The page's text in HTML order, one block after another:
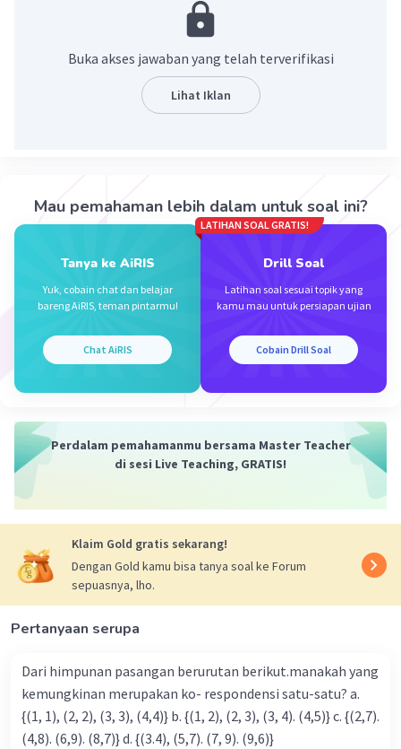
-1 -9
Buka akses jawaban yang telah terverifikasi
Lihat Iklan
Mau pemahaman lebih dalam untuk soal ini?
Tanya ke AiRIS
Yuk, cobain chat dan belajar
bareng AiRIS, teman pintarmu!
Chat AiRIS
LATIHAN SOAL GRATIS!
Drill Soal
Latihan soal sesuai topik yang
kamu mau untuk persiapan ujian
Cobain Drill Soal
Perdalam pemahamanmu bersama Master Teacher
di sesi Live Teaching, GRATIS!
Klaim Gold gratis sekarang!
Dengan Gold kamu bisa tanya soal ke Forum
sepuasnya, lho.
Pertanyaan serupa
Dari himpunan pasangan berurutan berikut.manakah yang
kemungkinan merupakan ko- respondensi satu-satu? a.
{(1, 1), (2, 2), (3, 3), (4,4)} b. {(1, 2), (2, 3), (3, 4). (4,5)} c. {(2,7).
(4,8). (6,9). (8,7)} d. {(3.4), (5,7). (7, 9). (9,6)}